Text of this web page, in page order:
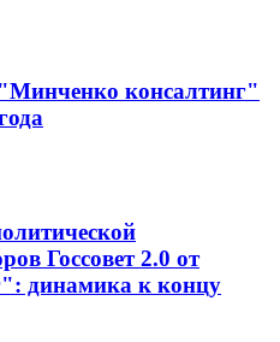
консалтинг"
Госсовет 2.0 от
динамика к концу